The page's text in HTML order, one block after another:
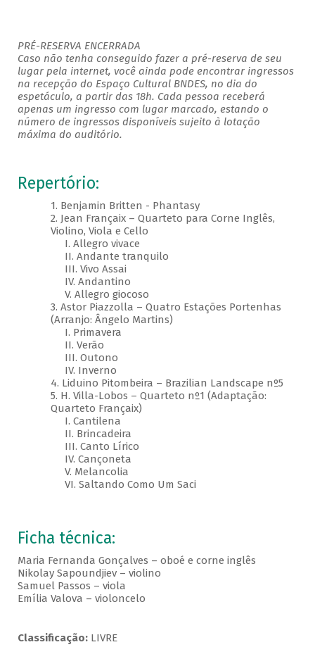
PRÉ-RESERVA ENCERRADA
Caso não tenha conseguido fazer a pré-reserva de seu
lugar pela internet, você ainda pode encontrar ingressos
na recepção do Espaço Cultural BNDES, no dia do
espetáculo, a partir das 18h. Cada pessoa receberá
apenas um ingresso com lugar marcado, estando o
número de ingressos disponíveis sujeito à lotação
máxima do auditório.
Repertório:
1. Benjamin Britten - Phantasy
2. Jean Françaix – Quarteto para Corne Inglês,
Violino, Viola e Cello
I. Allegro vivace
II. Andante tranquilo
III. Vivo Assai
IV. Andantino
V. Allegro giocoso
3. Astor Piazzolla – Quatro Estações Portenhas
(Arranjo: Ângelo Martins)
I. Primavera
II. Verão
III. Outono
IV. Inverno
4. Liduino Pitombeira – Brazilian Landscape nº5
5. H. Villa-Lobos – Quarteto nº1 (Adaptação:
Quarteto Françaix)
I. Cantilena
II. Brincadeira
III. Canto Lírico
IV. Cançoneta
V. Melancolia
VI. Saltando Como Um Saci
Ficha técnica:
Maria Fernanda Gonçalves – oboé e corne inglês
Nikolay Sapoundjiev – violino
Samuel Passos – viola
Emília Valova – violoncelo
Classificação:LIVRE